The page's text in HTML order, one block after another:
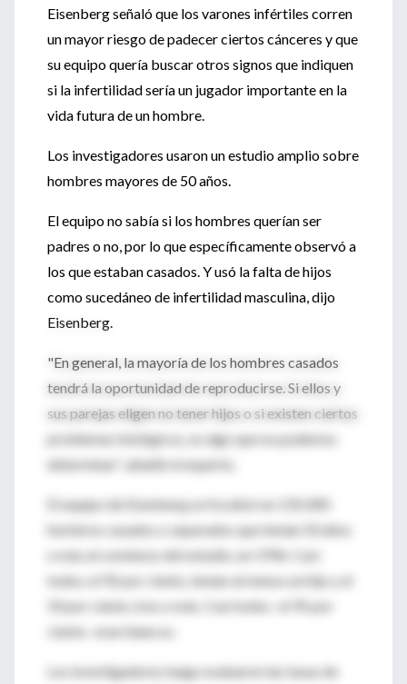
Eisenberg señaló que los varones infértiles corren
un mayor riesgo de padecer ciertos cánceres y que
su equipo quería buscar otros signos que indiquen
si la infertilidad sería un jugador importante en la
vida futura de un hombre.
Los investigadores usaron un estudio amplio sobre
hombres mayores de 50 años.
El equipo no sabía si los hombres querían ser
padres o no, por lo que específicamente observó a
los que estaban casados. Y usó la falta de hijos
como sucedáneo de infertilidad masculina, dijo
Eisenberg.
"En general, la mayoría de los hombres casados
tendrá la oportunidad de reproducirse. Si ellos y
sus parejas eligen no tener hijos o si existen ciertos
problemas biológicos, es algo que no podemos
determinar", añadió el experto.
El equipo de Eisenberg se focalizó en 135.000
hombres casados o separados que tenían 50 años
o más al comienzo del estudio, en 1996. Casi
todos, el 92 por ciento, tenían al menos un hijo y el
50 por ciento, tres o más. Casi todos -el 95 por
ciento- eran blancos.
Los investigadores luego evaluaron las tasas de